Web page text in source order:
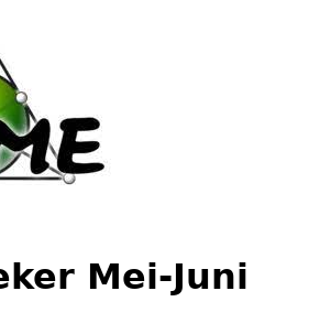
Mei-Juni